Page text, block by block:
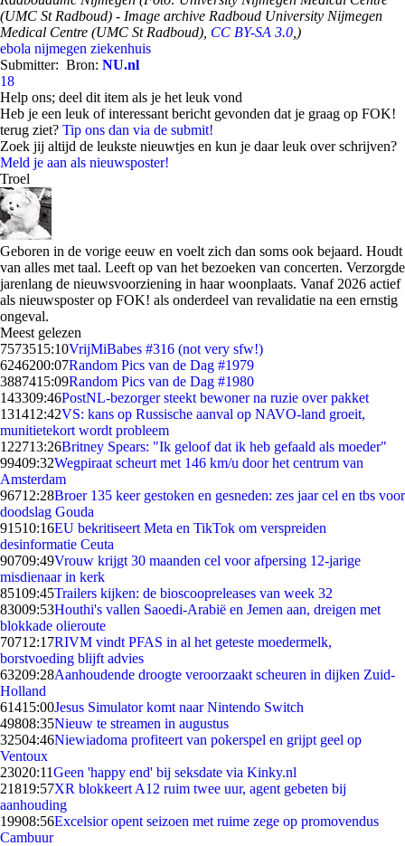
(UMC St Radboud) - Image archive Radboud University Nijmegen
Medical Centre (UMC St Radboud), CC BY-SA 3.0 ,)
ebola nijmegen ziekenhuis
Submitter: Bron: NU.nl
18
Help ons; deel dit item als je het leuk vond
Heb je een leuk of interessant bericht gevonden dat je graag op FOK!
terug ziet? Tip ons dan via de submit!
Zoek jij altijd de leukste nieuwtjes en kun je daar leuk over schrijven?
Meld je aan als nieuwsposter!
Troel
Geboren in de vorige eeuw en voelt zich dan soms ook bejaard. Houdt
van alles met taal. Leeft op van het bezoeken van concerten. Verzorgde
jarenlang de nieuwsvoorziening in haar woonplaats. Vanaf 2026 actief
als nieuwsposter op FOK! als onderdeel van revalidatie na een ernstig
ongeval.
Meest gelezen
7573515:10VrijMiBabes #316 (not very sfw!)
6246200:07Random Pics van de Dag #1979
3887415:09Random Pics van de Dag #1980
143309:46PostNL-bezorger steekt bewoner na ruzie over pakket
131412:42VS: kans op Russische aanval op NAVO-land groeit,
munitietekort wordt probleem
122713:26Britney Spears: "Ik geloof dat ik heb gefaald als moeder"
99409:32Wegpiraat scheurt met 146 km/u door het centrum van
Amsterdam
96712:28Broer 135 keer gestoken en gesneden: zes jaar cel en tbs voor
doodslag Gouda
91510:16EU bekritiseert Meta en TikTok om verspreiden
desinformatie Ceuta
90709:49Vrouw krijgt 30 maanden cel voor afpersing 12-jarige
misdienaar in kerk
85109:45Trailers kijken: de bioscoopreleases van week 32
83009:53Houthi's vallen Saoedi-Arabië en Jemen aan, dreigen met
blokkade olieroute
70712:17RIVM vindt PFAS in al het geteste moedermelk,
borstvoeding blijft advies
63209:28Aanhoudende droogte veroorzaakt scheuren in dijken Zuid-
Holland
61415:00Jesus Simulator komt naar Nintendo Switch
49808:35Nieuw te streamen in augustus
32504:46Niewiadoma profiteert van pokerspel en grijpt geel op
Ventoux
23020:11Geen 'happy end' bij seksdate via Kinky.nl
21819:57XR blokkeert A12 ruim twee uur, agent gebeten bij
aanhouding
19908:56Excelsior opent seizoen met ruime zege op promovendus
Cambuur